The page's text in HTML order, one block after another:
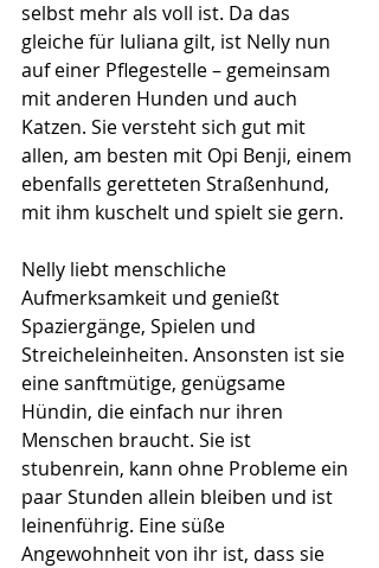
selbst mehr als voll ist. Da das
gleiche für Iuliana gilt, ist Nelly nun
auf einer Pflegestelle – gemeinsam
mit anderen Hunden und auch
Katzen. Sie versteht sich gut mit
allen, am besten mit Opi Benji, einem
ebenfalls geretteten Straßenhund,
mit ihm kuschelt und spielt sie gern.
Nelly liebt menschliche
Aufmerksamkeit und genießt
Spaziergänge, Spielen und
Streicheleinheiten. Ansonsten ist sie
eine sanftmütige, genügsame
Hündin, die einfach nur ihren
Menschen braucht. Sie ist
stubenrein, kann ohne Probleme ein
paar Stunden allein bleiben und ist
leinenführig. Eine süße
Angewohnheit von ihr ist, dass sie